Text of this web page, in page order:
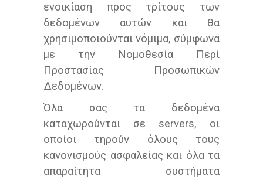
ενοικίαση προς τρίτους των
δεδομένων αυτών και θα
χρησιμοποιούνται νόμιμα, σύμφωνα
με την Νομοθεσία Περί
Προστασίας Προσωπικών
Δεδομένων.
Όλα σας τα δεδομένα
καταχωρούνται σε servers, οι
οποίοι τηρούν όλους τους
κανονισμούς ασφαλείας και όλα τα
απαραίτητα συστήματα